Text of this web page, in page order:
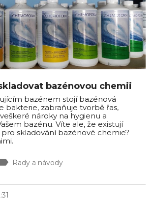
bazénovou chemii
bazénem stojí bazénová
bakterie, zabraňuje tvorbě řas,
nároky na hygienu a
bazénu. Víte ale, že existují
skladování bazénové chemie?
Rady a návody